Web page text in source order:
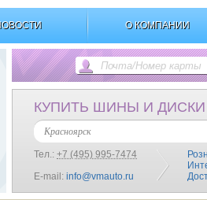
О КОМПАНИИ
КУПИТЬ ШИНЫ И ДИСКИ
Красноярск
Тел.: +7 (495) 995-7474
E-mail: info@vmauto.ru